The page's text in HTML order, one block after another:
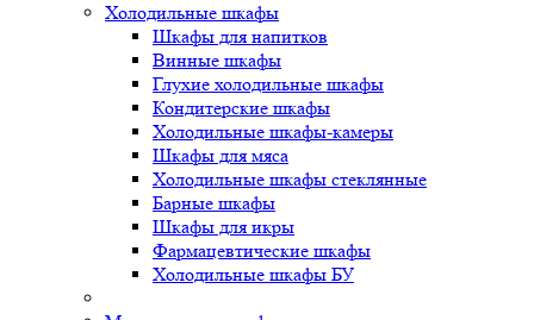
Холодильные шкафы
Шкафы для напитков
Винные шкафы
Глухие холодильные шкафы
Кондитерские шкафы
Холодильные шкафы-камеры
Шкафы для мяса
Холодильные шкафы стеклянные
Барные шкафы
Шкафы для икры
Фармацевтические шкафы
Холодильные шкафы БУ